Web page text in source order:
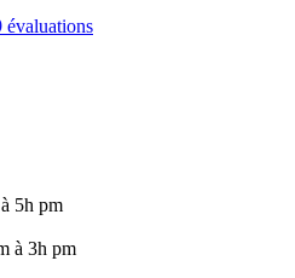
évaluations
5h pm
à 3h pm